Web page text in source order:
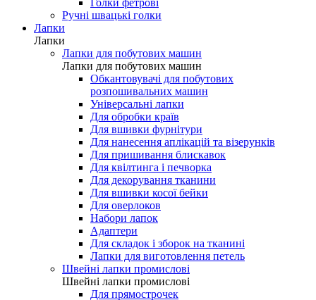
Голки фетрові
Ручні швацькі голки
Лапки
Лапки
Лапки для побутових машин
Лапки для побутових машин
Обкантовувачі для побутових
розпошивальних машин
Універсальні лапки
Для обробки країв
Для вшивки фурнітури
Для нанесення аплікацій та візерунків
Для пришивання блискавок
Для квілтинга і печворка
Для декорування тканини
Для вшивки косої бейки
Для оверлоков
Набори лапок
Адаптери
Для складок і зборок на тканині
Лапки для виготовлення петель
Швейні лапки промислові
Швейні лапки промислові
Для прямострочек